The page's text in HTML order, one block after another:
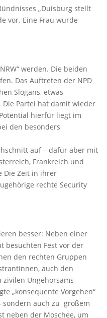
„Duisburg stellt
vor. Eine Frau wurde
werden. Die beiden
Das Auftreten der NPD
Slogans, etwas
Die Partei hat damit wieder
hierfür liegt im
den besonders
auf – dafür aber mit
Frankreich und
Die Zeit in ihrer
rechte Security
besser: Neben einer
besuchten Fest vor der
den rechten Gruppen
auch den
zivilen Ungehorsams
„konsequente Vorgehen“
sondern auch zu großem
neben der Moschee, um